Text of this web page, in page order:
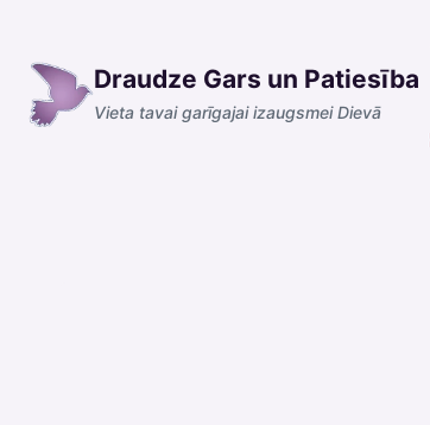
content
Draudze Gars un Patiesība
Vieta tavai garīgajai izaugsmei Dievā